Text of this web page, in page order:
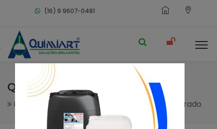
(16) 9 9607-0481
QUIMIVEG
Master Food - Alimenticia Desinfetante clorado